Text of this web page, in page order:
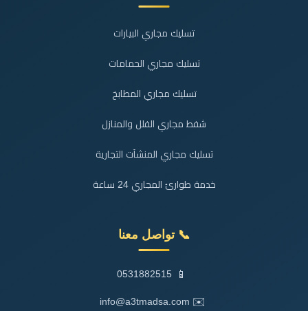
تسليك مجاري البيارات
تسليك مجاري الحمامات
تسليك مجاري المطابخ
شفط مجاري الفلل والمنازل
تسليك مجاري المنشآت التجارية
خدمة طوارئ المجاري 24 ساعة
📞 تواصل معنا
📱
0531882515
✉️
info@a3tmadsa.com